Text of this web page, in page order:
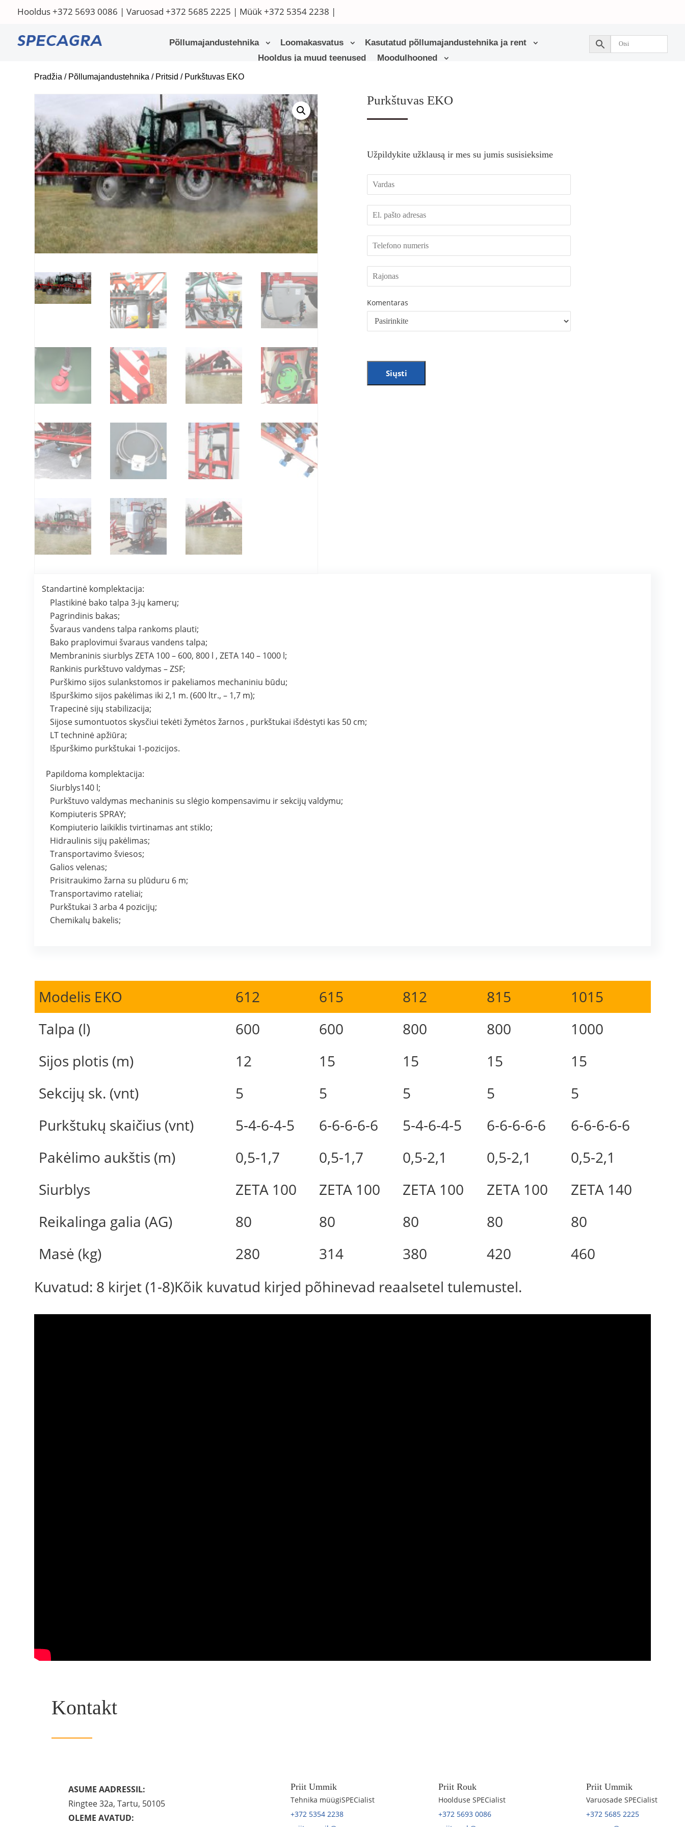
Hooldus+372 5693 0086 | Varuosad +372 5685 2225 | Müük+372 5354 2238 |
Põllumajandustehnika Loomakasvatus
Kasutatud põllumajandustehnika ja rent
Hooldus ja muud teenused
Moodulhooned
Pradžia / Põllumajandustehnika / Pritsid / Purkštuvas EKO
Purkštuvas EKO
Užpildykite užklausą ir mes su jumis susisieksime
Komentaras
Siųsti
Standartinė komplektacija:
Plastikinė bako talpa 3-jų kamerų;
Pagrindinis bakas;
Švaraus vandens talpa rankoms plauti;
Bako praplovimui švaraus vandens talpa;
Membraninis siurblys ZETA 100 – 600, 800 l , ZETA 140 – 1000 l;
Rankinis purkštuvo valdymas – ZSF;
Purškimo sijos sulankstomos ir pakeliamos mechaniniu būdu;
Išpurškimo sijos pakėlimas iki 2,1 m. (600 ltr., – 1,7 m);
Trapecinė sijų stabilizacija;
Sijose sumontuotos skysčiui tekėti žymėtos žarnos , purkštukai išdėstyti kas 50 cm;
LT techninė apžiūra;
Išpurškimo purkštukai 1-pozicijos.
Papildoma komplektacija:
Siurblys140 l;
Purkštuvo valdymas mechaninis su slėgio kompensavimu ir sekcijų valdymu;
Kompiuteris SPRAY;
Kompiuterio laikiklis tvirtinamas ant stiklo;
Hidraulinis sijų pakėlimas;
Transportavimo šviesos;
Galios velenas;
Prisitraukimo žarna su plūduru 6 m;
Transportavimo rateliai;
Purkštukai 3 arba 4 pozicijų;
Chemikalų bakelis;
Modelis EKO 612 615 812 815
1015
Talpa (l)
600 600 800 800
1000
Sijos plotis (m)
12 15 15 15
15
Sekcijų sk. (vnt)
5 5 5 5
5
Purkštukų skaičius (vnt)
5-4-6-4-5 6-6-6-6-6 5-4-6-4-5 6-6-6-6-6
6-6-6-6-6
Pakėlimo aukštis (m)
0,5-1,7 0,5-1,7 0,5-2,1 0,5-2,1
0,5-2,1
Siurblys
ZETA 100 ZETA 100 ZETA 100 ZETA 100
ZETA 140
Reikalinga galia (AG)
80 80 80 80
80
Masė (kg)
280 314 380 420
460
Kuvatud: 8 kirjet (1-8)Kõik kuvatud kirjed põhinevad reaalsetel tulemustel.
Kontakt
ASUME AADRESSIL:
Ringtee 32a, Tartu, 50105
OLEME AVATUD:
Priit Ummik
Tehnika müügiSPECialist
+372 5354 2238
Priit Rouk
Hoolduse SPECialist
+372 5693 0086
Priit Ummik
Varuosade SPECialist
+372 5685 2225